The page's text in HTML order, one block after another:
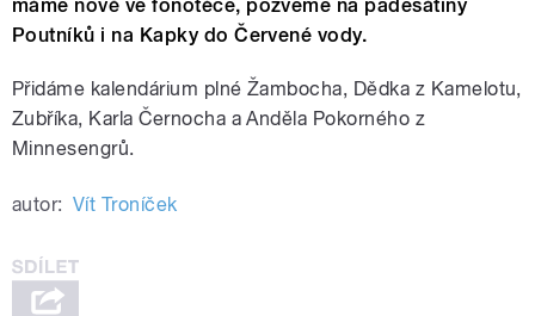
máme nově ve fonotéce, pozveme na padesátiny
Poutníků i na Kapky do Červené vody.
Přidáme kalendárium plné Žambocha, Dědka z Kamelotu,
Zubříka, Karla Černocha a Anděla Pokorného z
Minnesengrů.
autor: Vít Troníček